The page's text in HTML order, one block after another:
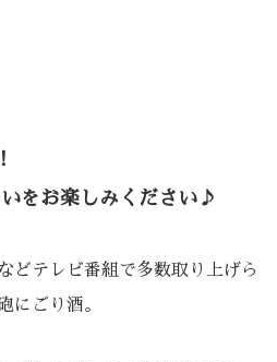
をお楽しみください♪
どテレビ番組で多数取り上げら
にごり酒。